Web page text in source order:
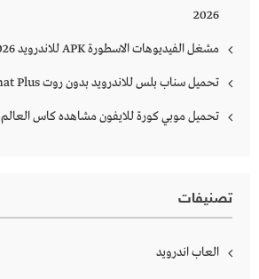
2026
مشغل الفيديوهات الاسطورة APK للاندرويد 2026 مجانا
تحميل سناب بلس للاندرويد بدون روت Snapchat Plus‏ عربي 2026
تحميل موبي كورة للايفون مشاهده كاس العالم 2026 بالعربي
تصنيفات
العاب اندرويد